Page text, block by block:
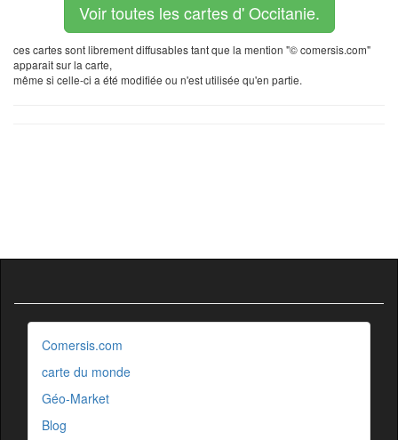
Voir toutes les cartes d' Occitanie.
ces cartes sont librement diffusables tant que la mention "© comersis.com"
apparait sur la carte,
même si celle-ci a été modifiée ou n'est utilisée qu'en partie.
Comersis.com
carte du monde
Géo-Market
Blog